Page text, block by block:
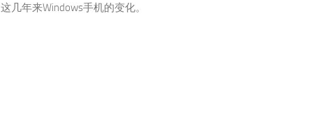
这几年来Windows手机的变化。